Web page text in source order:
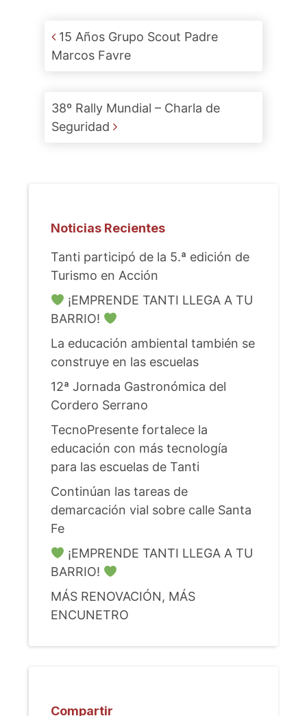
Post navigation
15 Años Grupo Scout Padre
Marcos Favre
38º Rally Mundial – Charla de
Seguridad
Noticias Recientes
Tanti participó de la 5.ª edición de
Turismo en Acción
¡EMPRENDE TANTI LLEGA A TU
BARRIO!
La educación ambiental también se
construye en las escuelas
12ª Jornada Gastronómica del
Cordero Serrano
TecnoPresente fortalece la
educación con más tecnología
para las escuelas de Tanti
Continúan las tareas de
demarcación vial sobre calle Santa
Fe
¡EMPRENDE TANTI LLEGA A TU
BARRIO!
MÁS RENOVACIÓN, MÁS
ENCUNETRO
Compartir